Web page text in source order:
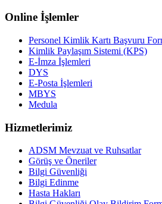
Online İşlemler
Personel Kimlik Kartı Başvuru
Kimlik Paylaşım Sistemi (KPS)
E-İmza İşlemleri
DYS
E-Posta İşlemleri
MBYS
Medula
Hizmetlerimiz
ADSM Mevzuat ve Ruhsatlar
Görüş ve Öneriler
Bilgi Güvenliği
Bilgi Edinme
Hasta Hakları